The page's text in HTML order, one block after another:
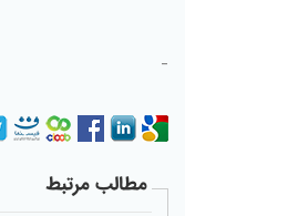
-
مطالب مرتبط